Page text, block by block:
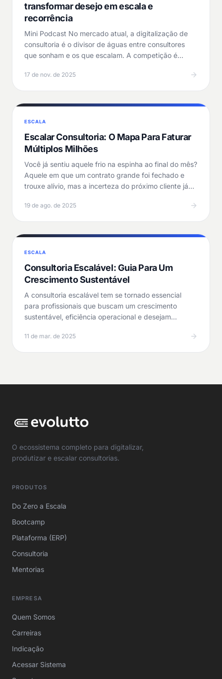
transformar desejo em escala e
recorrência
Mini Podcast No mercado atual, a digitalização de
consultoria é o divisor de águas entre consultores
que sonham e os que escalam. A competição é
17 de nov. de 2025
ESCALA
Escalar Consultoria: O Mapa Para Faturar
Múltiplos Milhões
Você já sentiu aquele frio na espinha ao final do mês?
Aquele em que um contrato grande foi fechado e
trouxe alívio, mas a incerteza do próximo cliente já…
19 de ago. de 2025
ESCALA
Consultoria Escalável: Guia Para Um
Crescimento Sustentável
A consultoria escalável tem se tornado essencial
para profissionais que buscam um crescimento
sustentável, eficiência operacional e desejam
11 de mar. de 2025
O ecossistema completo para digitalizar,
produtizar e escalar consultorias.
PRODUTOS
Do Zero a Escala
Bootcamp
Plataforma (ERP)
Consultoria
Mentorias
EMPRESA
Quem Somos
Carreiras
Indicação
Acessar Sistema